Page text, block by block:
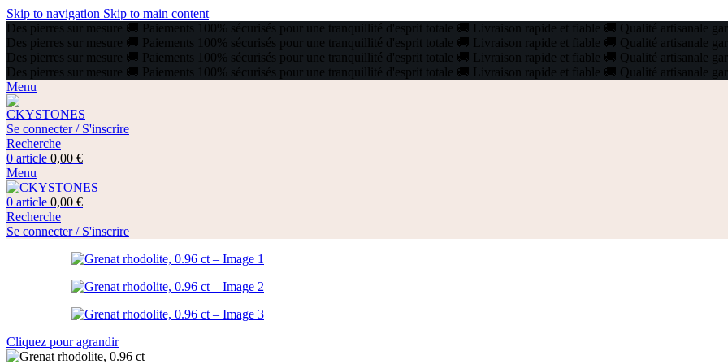
Skip to navigation Skip to main content
Des pierres sur mesure 🚚 Paiements 100% sécurisés pour une tranquillité d'esprit totale 🚚 Livraison rapide et fiable 🚚 Qualité artisanale
Des pierres sur mesure 🚚 Paiements 100% sécurisés pour une tranquillité d'esprit totale 🚚 Livraison rapide et fiable 🚚 Qualité artisanale
Des pierres sur mesure 🚚 Paiements 100% sécurisés pour une tranquillité d'esprit totale 🚚 Livraison rapide et fiable 🚚 Qualité artisanale
Des pierres sur mesure 🚚 Paiements 100% sécurisés pour une tranquillité d'esprit totale 🚚 Livraison rapide et fiable 🚚 Qualité artisanale
Menu
Se connecter / S'inscrire
Recherche
0 article 0,00 €
Menu
0 article 0,00 €
Recherche
Se connecter / S'inscrire
Cliquez pour agrandir